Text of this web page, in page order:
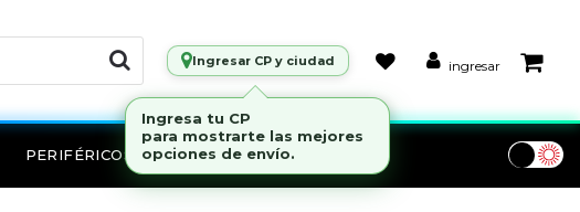
Ingresar CP y ciudad ingresar
PERIFÉRICOS Marcas
Ingresa tu CP
para mostrarte las mejores
opciones de envío.